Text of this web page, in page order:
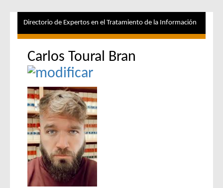
Directorio de Expertos en el Tratamiento de la Información
Carlos Toural Bran